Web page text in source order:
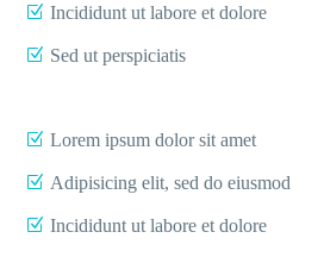
Incididunt ut labore et dolore
Sed ut perspiciatis
Lorem ipsum dolor sit amet
Adipisicing elit, sed do eiusmod
Incididunt ut labore et dolore